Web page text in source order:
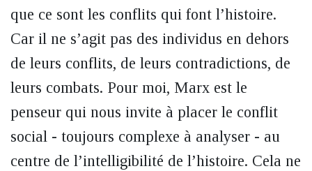
que ce sont les conflits qui font l’histoire.
Car il ne s’agit pas des individus en dehors
de leurs conflits, de leurs contradictions, de
leurs combats. Pour moi, Marx est le
penseur qui nous invite à placer le conflit
social - toujours complexe à analyser - au
centre de l’intelligibilité de l’histoire. Cela ne